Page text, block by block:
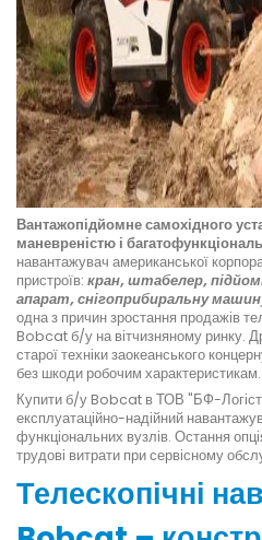
Вантажопідйомне самохідного
маневреністю і
навантажувач американської
пристроїв: кран, штабелер,
апарат, снігоприбиральну
одна з причин зростання продажів
Bobcat б/у на вітчизняному ринку.
старої техніки заокеанського
без шкоди робочим характеристикам.
Купити б/у Bobcat в ТОВ "БФ-
експлуатаційно-надійний
функціональних вузлів. Остання
трудові витрати при сервісному
Телескопічні